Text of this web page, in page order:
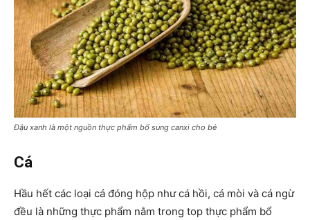
Đậu xanh là một nguồn thực phẩm bổ sung canxi cho bé
Cá
Hầu hết các loại cá đóng hộp như cá hồi, cá mòi và cá ngừ
đều là những thực phẩm nằm trong top thực phẩm bổ